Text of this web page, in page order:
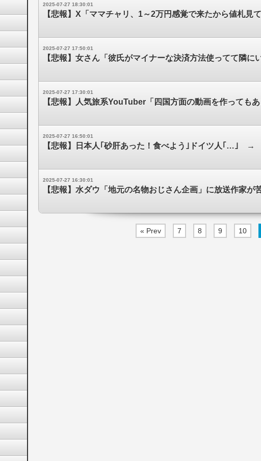
2025-07-27 18:30:01
【悲報】X「ママチャリ、1～2万円感覚で来たから値札
2025-07-27 17:50:01
【悲報】女さん「彼氏がマイナーな決済方法使ってて隣に
2025-07-27 17:30:01
【悲報】人気旅系YouTuber「四国方面の動画を作って
2025-07-27 16:50:01
【悲報】日本人｢砂肝あった！食べよう｣ドイツ人｢…｣ →
2025-07-27 16:30:01
【悲報】水ダウ「地元の名物おじさん企画」に放送作家が
« Prev 7 8 9 10